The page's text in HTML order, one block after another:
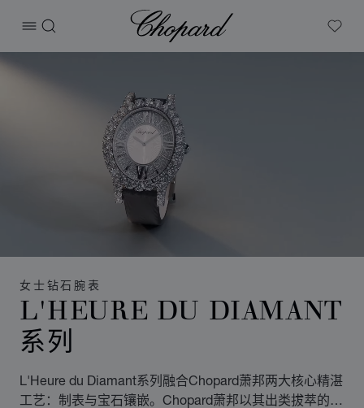
打开菜单
搜索
Chopard
My
女士钻石腕表
L'HEURE DU DIAMANT
系列
L'Heure du Diamant系列融合Chopard萧邦两大核心精湛
工艺：制表与宝石镶嵌。Chopard萧邦以其出类拔萃的爪